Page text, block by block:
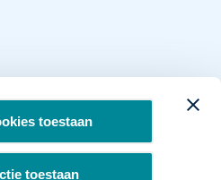
toestaan
toestaan